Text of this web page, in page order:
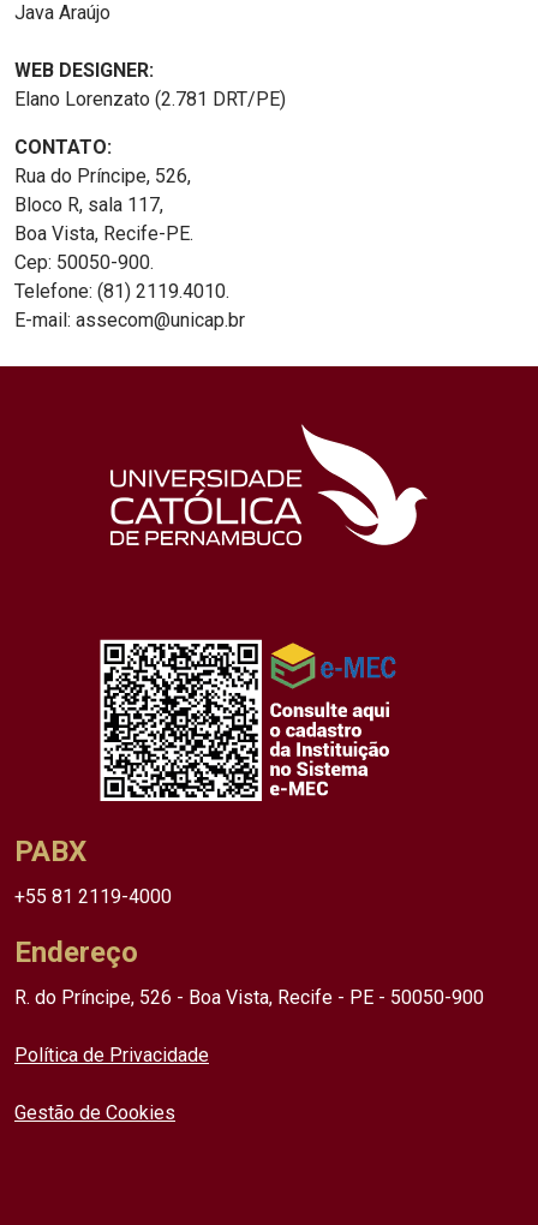
Java Araújo
WEB DESIGNER:
Elano Lorenzato (2.781 DRT/PE)
CONTATO:
Rua do Príncipe, 526,
Bloco R, sala 117,
Boa Vista, Recife-PE.
Cep: 50050-900.
Telefone: (81) 2119.4010.
E-mail: assecom@unicap.br
PABX
+55 81 2119-4000
Endereço
R. do Príncipe, 526 - Boa Vista, Recife - PE - 50050-900
Política de Privacidade
Gestão de Cookies